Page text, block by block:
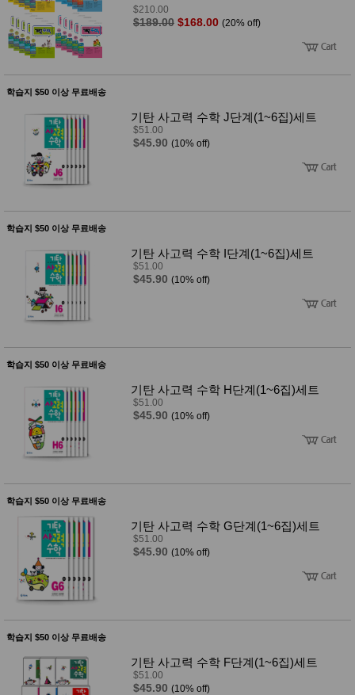
$210.00
$189.00 $168.00 (20% off)
학습지 $50 이상 무료배송
기탄 사고력 수학 J단계(1~6집)세트
$51.00
$45.90 (10% off)
학습지 $50 이상 무료배송
기탄 사고력 수학 I단계(1~6집)세트
$51.00
$45.90 (10% off)
학습지 $50 이상 무료배송
기탄 사고력 수학 H단계(1~6집)세트
$51.00
$45.90 (10% off)
학습지 $50 이상 무료배송
기탄 사고력 수학 G단계(1~6집)세트
$51.00
$45.90 (10% off)
학습지 $50 이상 무료배송
기탄 사고력 수학 F단계(1~6집)세트
$51.00
$45.90 (10% off)